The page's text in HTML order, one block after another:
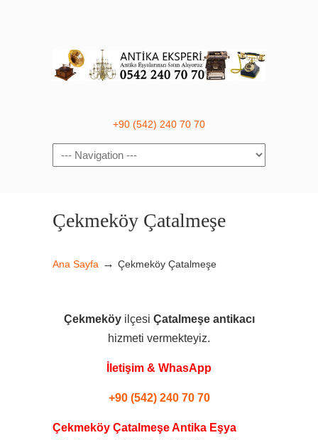
+90 (542) 240 70 70
Navigation
Çekmeköy Çatalmeşe
Ana Sayfa → Çekmeköy Çatalmeşe
Çekmeköy ilçesi Çatalmeşe antikacı
hizmeti vermekteyiz.
İletişim & WhasApp
+90 (542) 240 70 70
Çekmeköy Çatalmeşe Antika Eşya